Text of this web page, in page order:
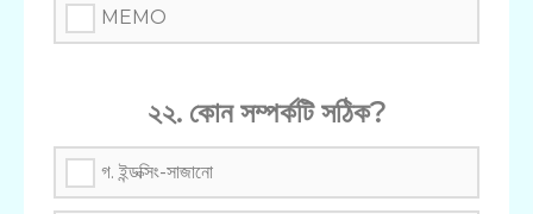
MEMO
২২. কোন সম্পর্কটি সঠিক?
গ. ইন্ডক্সিং-সাজানো